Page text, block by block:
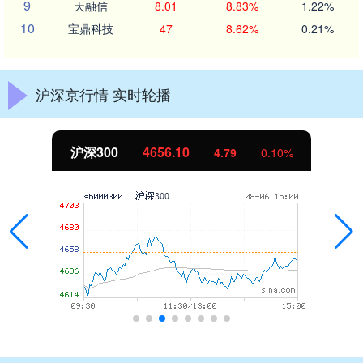
9 天融信 8.01 8.83% 1.22%
10 宝鼎科技 47 8.62% 0.21%
沪深京行情 实时轮播
沪深300 4656.10 4.79 0.10%